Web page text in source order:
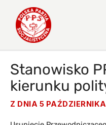
Stanowisko
kierunku
Z DNIA 5